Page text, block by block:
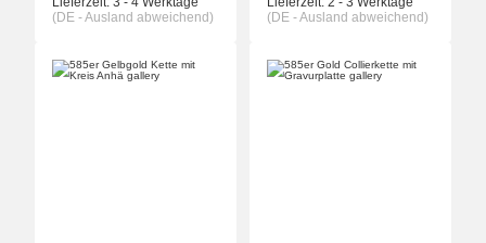
(DE - Ausland abweichend)
(DE - Ausland abweichend)